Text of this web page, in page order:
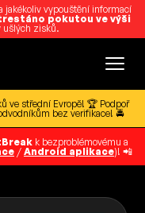
jakékoliv vypouštění informací
pokutou ve výši
ušlých zisků.
ve střední Evropě! 🏆 Podpoř
bez verifikace! 🚔
k bezproblémovému a
/ Android aplikace)! 📲